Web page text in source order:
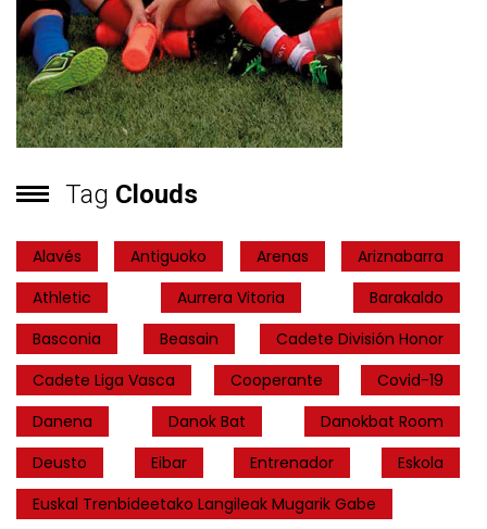
Tag Clouds
Alavés Antiguoko Arenas
Ariznabarra
Athletic
Aurrera Vitoria
Barakaldo
Basconia
Beasain
Cadete División Honor
Cadete Liga Vasca
Cooperante
Covid-19
Danena
Danok Bat
Danokbat Room
Deusto
Eibar Entrenador
Eskola
Euskal Trenbideetako Langileak Mugarik Gabe